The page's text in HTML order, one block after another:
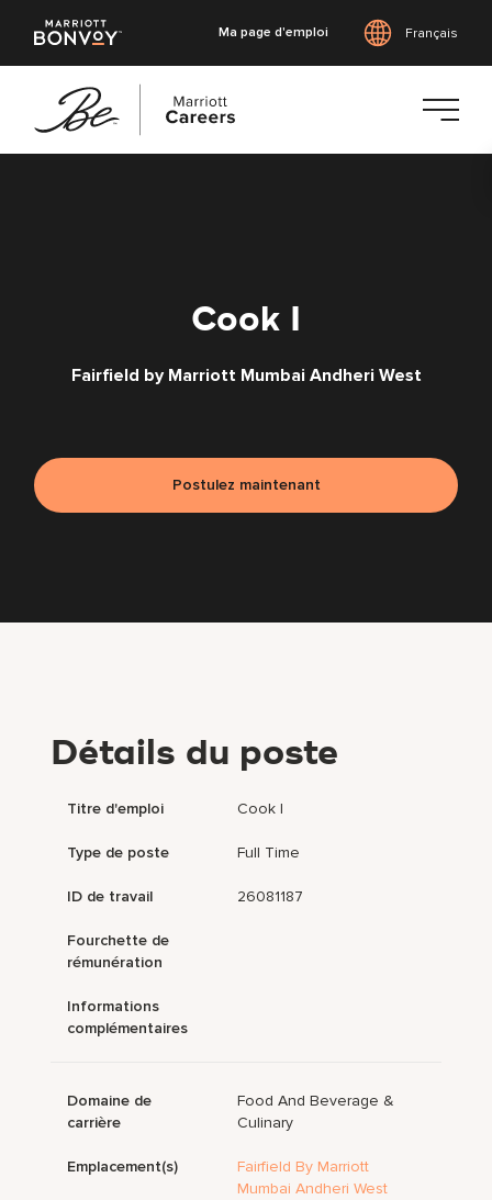
Ma page d'emploi Français
Cook I
Fairfield by Marriott Mumbai Andheri West
Postulez maintenant
Détails du poste
Titre d'emploi Cook I
Type de poste Full Time
ID de travail 26081187
Fourchette de
rémunération
Informations
complémentaires
Domaine de
carrière
Food And Beverage &
Culinary
Emplacement(s)
Fairfield By Marriott
Mumbai Andheri West